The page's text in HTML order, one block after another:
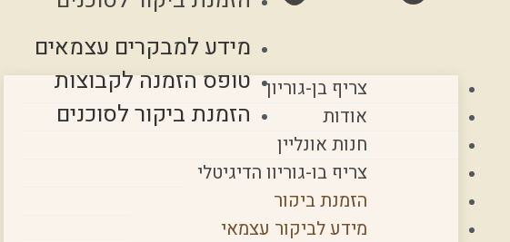
צריף בן-גוריון
אודות
חנות אונליין
צריף בן-גוריון הדיגיטלי
הזמנת ביקור
מידע לביקור עצמאי
מידע למבקרים עצמאים
טופס הזמנה לקבוצות
הזמנת ביקור לסוכנים